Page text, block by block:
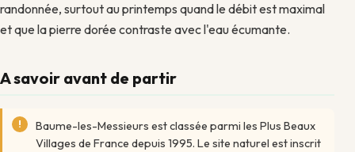
randonnée, surtout au printemps quand le débit est maximal
et que la pierre dorée contraste avec l'eau écumante.
A savoir avant de partir
Baume-les-Messieurs est classée parmi les Plus Beaux
Villages de France depuis 1995. Le site naturel est inscrit